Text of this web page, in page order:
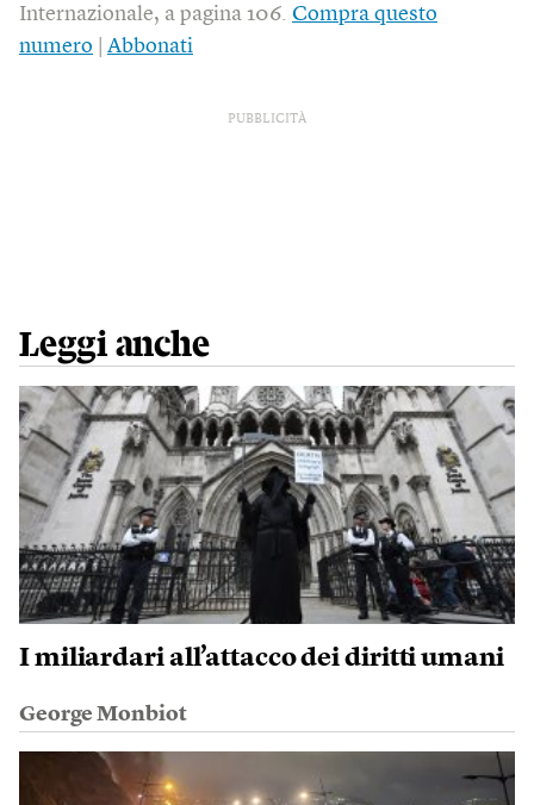
Internazionale, a pagina 106. Compra questo
numero
Abbonati
PUBBLICITÀ
Leggi anche
I miliardari all’attacco dei diritti umani
George Monbiot